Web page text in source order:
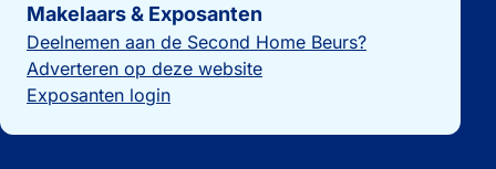
Makelaars & Exposanten
Deelnemen aan de Second Home Beurs?
Adverteren op deze website
Exposanten login